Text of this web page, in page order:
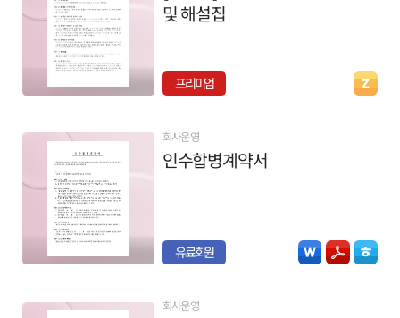
및 해설집
프리미엄
회사운영
인수합병계약서
유료회원
회사운영